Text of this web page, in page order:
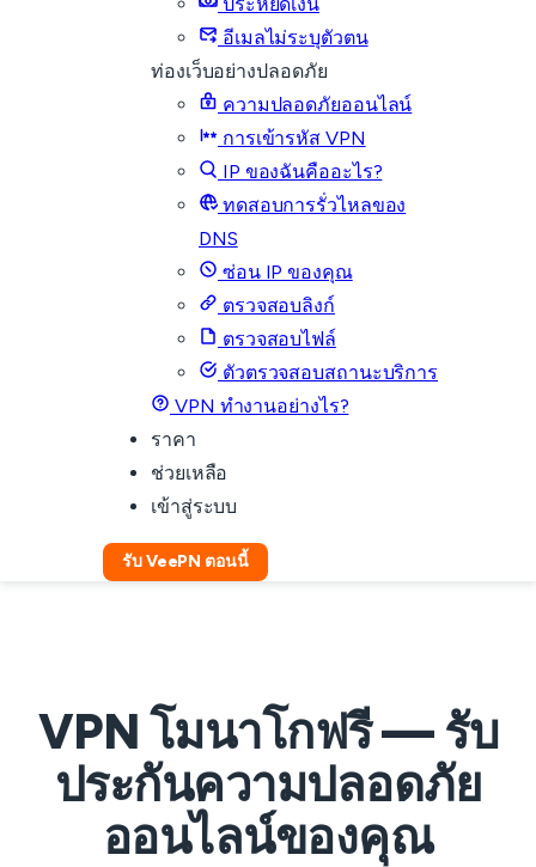
อีเมลไม่ระบุตัวตน
ท่องเว็บอย่างปลอดภัย
ความปลอดภัยออนไลน์
การเข้ารหัส VPN
IP ของฉันคืออะไร?
ทดสอบการรั่วไหลของ
DNS
ซ่อน IP ของคุณ
ตรวจสอบลิงก์
ตรวจสอบไฟล์
ตัวตรวจสอบสถานะบริการ
VPN ทำงานอย่างไร?
ราคา
ช่วยเหลือ
เข้าสู่ระบบ
รับ VeePN ตอนนี้
VPN โมนาโกฟรี — รับ
ประกันความปลอดภัย
ออนไลน์ของคุณ